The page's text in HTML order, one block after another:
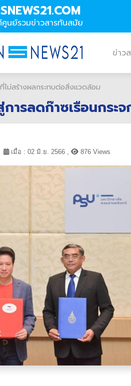
ศูนย์รวมข่าวสารทันสมัย
ข่าว
ม่สร้างผลกระทบต่อสิ่งแวดล้อม
ลดก๊าซเรือนกระ
เมื่อ : 02 มิ.ย. 2566 , 876 Views